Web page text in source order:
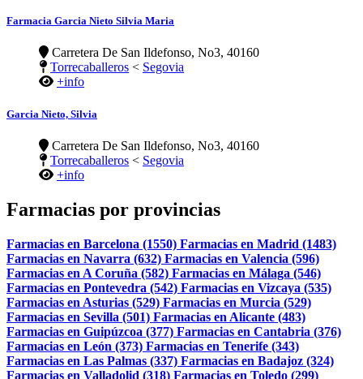
Farmacia Garcia Nieto Silvia Maria
Carretera De San Ildefonso, No3, 40160
Torrecaballeros < Segovia
+info
Garcia Nieto, Silvia
Carretera De San Ildefonso, No3, 40160
Torrecaballeros < Segovia
+info
Farmacias por provincias
Farmacias en Barcelona (1550) Farmacias en Madrid (1483)
Farmacias en Navarra (632) Farmacias en Valencia (596)
Farmacias en A Coruña (582) Farmacias en Málaga (546)
Farmacias en Pontevedra (542) Farmacias en Vizcaya (535)
Farmacias en Asturias (529) Farmacias en Murcia (529)
Farmacias en Sevilla (501) Farmacias en Alicante (483)
Farmacias en Guipúzcoa (377) Farmacias en Cantabria (376)
Farmacias en León (373) Farmacias en Tenerife (343)
Farmacias en Las Palmas (337) Farmacias en Badajoz (324)
Farmacias en Valladolid (318) Farmacias en Toledo (299)